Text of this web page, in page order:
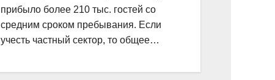
прибыло более 210 тыс. гостей со
средним сроком пребывания. Если
учесть частный сектор, то общее…